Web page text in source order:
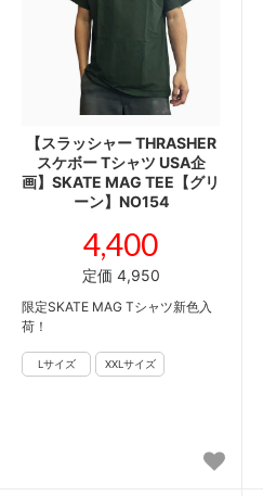
【スラッシャー THRASHER
スケボー Tシャツ USA企
画】SKATE MAG TEE【グリ
ーン】NO154
4,400
定価 4,950
限定SKATE MAG Tシャツ新色入
荷！